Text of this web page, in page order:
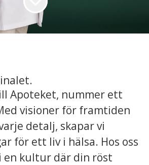
Apoteket, nummer ett
visioner för framtiden
detalj, skapar vi
för ett liv i hälsa. Hos oss
en kultur där din röst